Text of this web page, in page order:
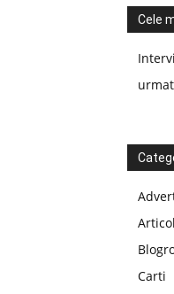
Cele
Carti